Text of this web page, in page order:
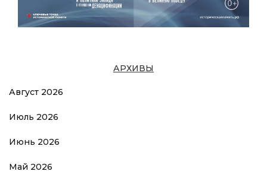
АРХИВЫ
Август 2026
Июль 2026
Июнь 2026
Май 2026